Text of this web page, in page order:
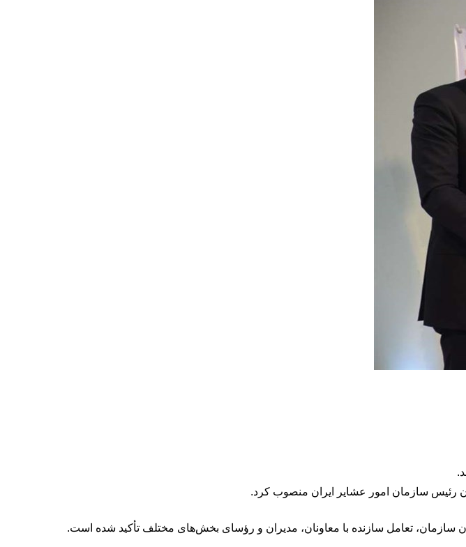
آن سازمان، تعامل سازنده با معاونان، مدیران و رؤسای بخش‌های مختلف تأکید شده است.